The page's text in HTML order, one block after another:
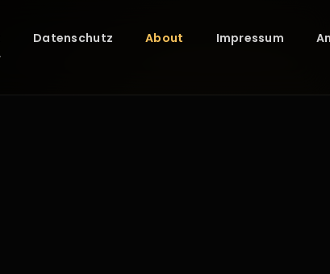
Datenschutz About Impressum